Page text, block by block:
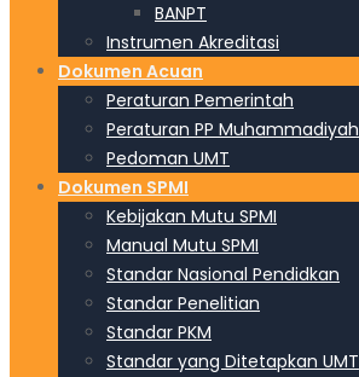
BANPT
Instrumen Akreditasi
Dokumen Acuan
Peraturan Pemerintah
Peraturan PP Muhammadiyah
Pedoman UMT
Dokumen SPMI
Kebijakan Mutu SPMI
Manual Mutu SPMI
Standar Nasional Pendidkan
Standar Penelitian
Standar PKM
Standar yang Ditetapkan UMT